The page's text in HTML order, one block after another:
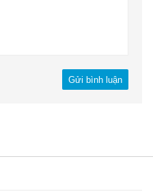
Gửi bình luận